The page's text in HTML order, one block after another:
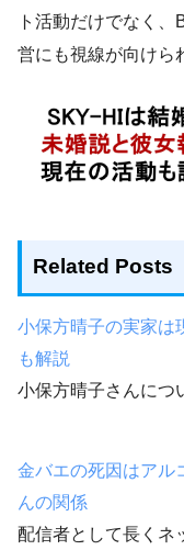
ト活動だけでなく
営にも視線が向けら
Related Posts
小保方晴子の実家は
も解説
小保方晴子さんに
金バエの死因はアル
んの関係
配信者として長く